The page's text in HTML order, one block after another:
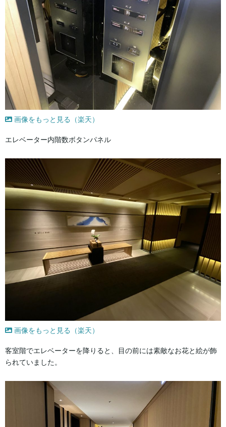
画像をもっと見る（楽天）
エレベーター内階数ボタンパネル
画像をもっと見る（楽天）
客室階でエレベーターを降りると、目の前には素敵なお花と絵が飾
られていました。